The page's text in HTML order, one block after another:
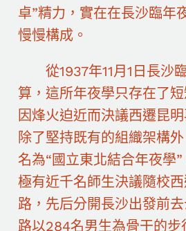
卓”精力，實在在長沙臨年
慢慢構成。
從1937年11月1日長沙
算，這所年夜學只存在了
因烽火迫近而決議西遷昆
除了堅持既有的組織架構
名為“國立東北結合年夜學
極有近千名師生決議隨校
路，先后分開長沙出發前
路以284名男生為骨干的步